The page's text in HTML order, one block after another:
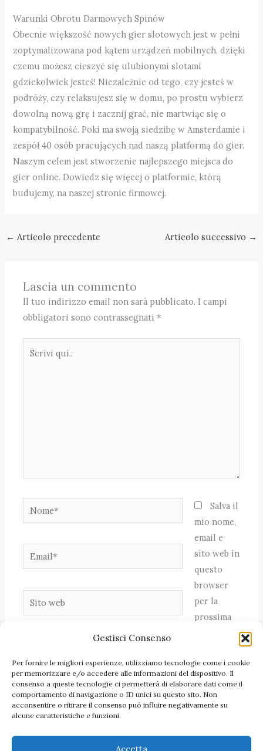
Gestisci Consenso
Per fornire le migliori esperienze, utilizziamo tecnologie come i cookie
per memorizzare e/o accedere alle informazioni del dispositivo. Il
consenso a queste tecnologie ci permetterà di elaborare dati come il
comportamento di navigazione o ID unici su questo sito. Non
acconsentire o ritirare il consenso può influire negativamente su
alcune caratteristiche e funzioni.
Accetta
Warunki Obrotu Darmowych Spinów
Obecnie większość nowych gier slotowych jest w pełni
zoptymalizowana pod kątem urządzeń mobilnych, dzięki
czemu możesz cieszyć się ulubionymi slotami
gdziekolwiek jesteś! Niezależnie od tego, czy jesteś w
podróży, czy relaksujesz się w domu, po prostu wybierz
dowolną nową grę i zacznij grać, nie martwiąc się o
kompatybilność. Poki ma swoją siedzibę w Amsterdamie i
zespół 40 osób pracujących nad naszą platformą do gier.
Naszym celem jest stworzenie najlepszego miejsca do
gier online. Dowiedz się więcej o platformie, którą
budujemy, na naszej stronie firmowej.
← Articolo precedente Articolo successivo →
Lascia un commento
Il tuo indirizzo email non sarà pubblicato. I campi
obbligatori sono contrassegnati*
Nome*
Email*
Sito
web
Salva il
mio nome,
email e
sito web in
questo
browser
per la
prossima